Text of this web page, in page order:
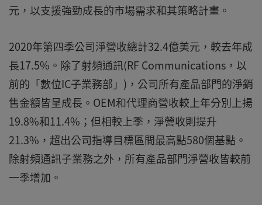
元，以支援強勁成長的市場需求和其策略計畫。
2020年第四季公司淨營收總計32.4億美元，較去年成
長17.5%。除了射頻通訊(RF Communications，以
前的「數位IC子業務部」)，公司所有產品部門的淨銷
售金額皆呈成長。OEM和代理商營收較上年分別上揚
19.8%和11.4%；但相較上季，淨營收則提升
21.3%，超出公司指導目標區間最高點580個基點。
除射頻通訊子業務之外，所有產品部門淨營收皆較前
一季增加。